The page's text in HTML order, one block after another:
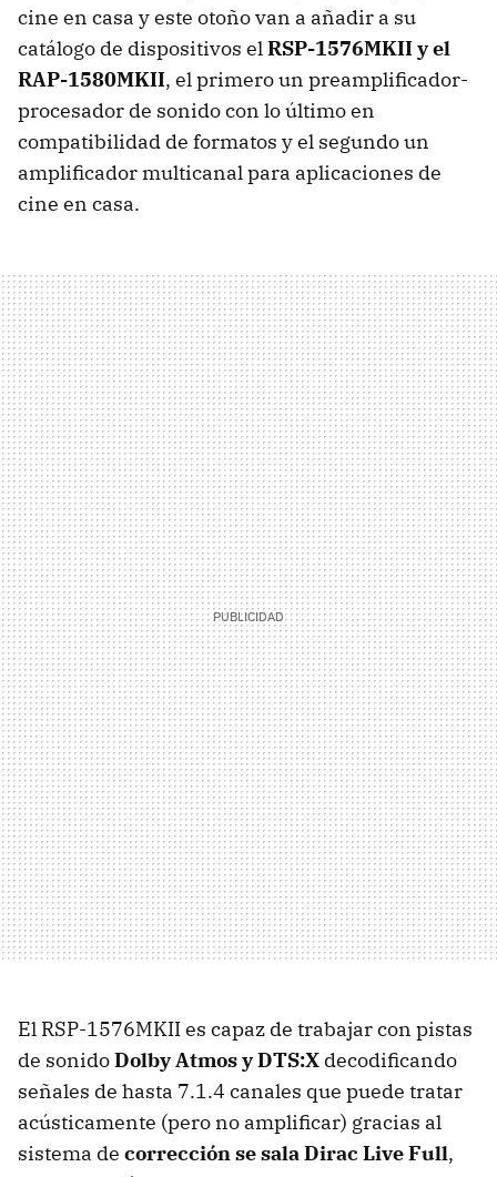
cine en casa y este otoño van a añadir a su
catálogo de dispositivos elRSP-1576MKII y el
RAP-1580MKII, el primero un preamplificador-
procesador de sonido con lo último en
compatibilidad de formatos y el segundo un
amplificador multicanal para aplicaciones de
cine en casa.
El RSP-1576MKII es capaz de trabajar con pistas
de sonidoDolby Atmos y DTS:X decodificando
señales de hasta 7.1.4 canales que puede tratar
acústicamente (pero no amplificar) gracias al
sistema de corrección se sala Dirac Live Full,